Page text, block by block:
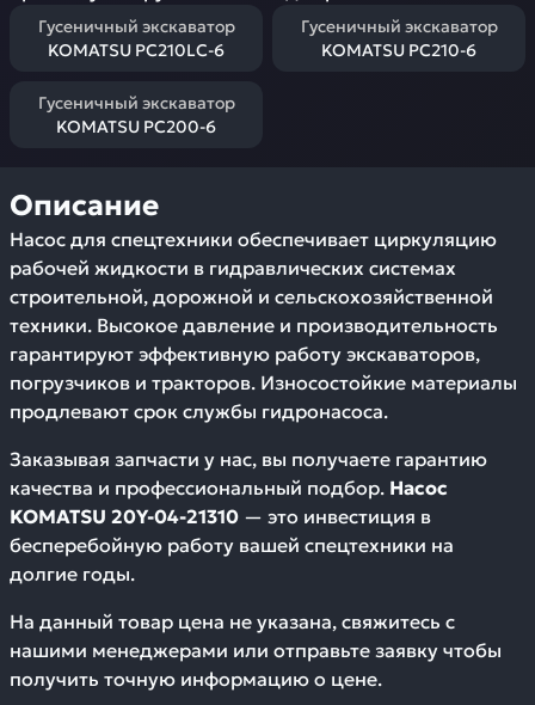
Гусеничный экскаватор
KOMATSU PC210LC-6
Гусеничный экскаватор
KOMATSU PC210-6
Гусеничный экскаватор
KOMATSU PC200-6
Описание
Насос для спецтехники обеспечивает циркуляцию
рабочей жидкости в гидравлических системах
строительной, дорожной и сельскохозяйственной
техники. Высокое давление и производительность
гарантируют эффективную работу экскаваторов,
погрузчиков и тракторов. Износостойкие материалы
продлевают срок службы гидронасоса.
Заказывая запчасти у нас, вы получаете гарантию
качества и профессиональный подбор. Насос
KOMATSU 20Y-04-21310 — это инвестиция в
бесперебойную работу вашей спецтехники на
долгие годы.
На данный товар цена не указана, свяжитесь с
нашими менеджерами или отправьте заявку чтобы
получить точную информацию о цене.